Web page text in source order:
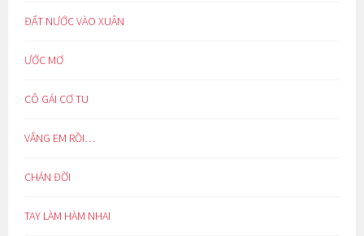
ĐẤT NƯỚC VÀO XUÂN
ƯỚC MƠ
CÔ GÁI CƠ TU
VẮNG EM RỒI…
CHÁN ĐỜI
TAY LÀM HÀM NHAI